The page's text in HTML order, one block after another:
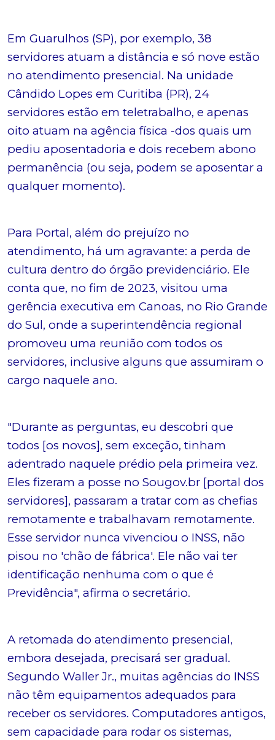
Em Guarulhos (SP), por exemplo, 38
servidores atuam a distância e só nove estão
no atendimento presencial. Na unidade
Cândido Lopes em Curitiba (PR), 24
servidores estão em teletrabalho, e apenas
oito atuam na agência física -dos quais um
pediu aposentadoria e dois recebem abono
permanência (ou seja, podem se aposentar a
qualquer momento).
Para Portal, além do prejuízo no
atendimento, há um agravante: a perda de
cultura dentro do órgão previdenciário. Ele
conta que, no fim de 2023, visitou uma
gerência executiva em Canoas, no Rio Grande
do Sul, onde a superintendência regional
promoveu uma reunião com todos os
servidores, inclusive alguns que assumiram o
cargo naquele ano.
"Durante as perguntas, eu descobri que
todos [os novos], sem exceção, tinham
adentrado naquele prédio pela primeira vez.
Eles fizeram a posse no Sougov.br [portal dos
servidores], passaram a tratar com as chefias
remotamente e trabalhavam remotamente.
Esse servidor nunca vivenciou o INSS, não
pisou no 'chão de fábrica'. Ele não vai ter
identificação nenhuma com o que é
Previdência", afirma o secretário.
A retomada do atendimento presencial,
embora desejada, precisará ser gradual.
Segundo Waller Jr., muitas agências do INSS
não têm equipamentos adequados para
receber os servidores. Computadores antigos,
sem capacidade para rodar os sistemas,